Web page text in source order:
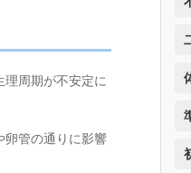
理周期が不安定に
卵管の通りに影響